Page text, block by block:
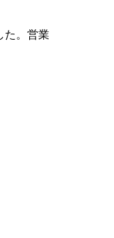
た。営業